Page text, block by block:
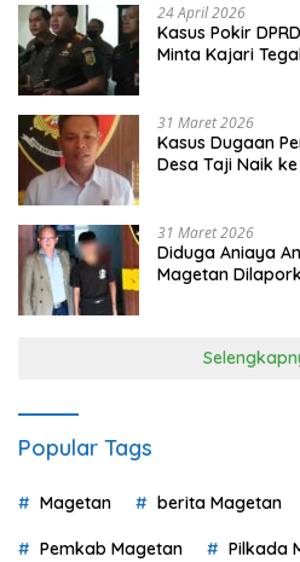
24 April 2026
Kasus Pokir
Minta Kajari
31 Maret 2026
Kasus Dugaan
Desa Taji Naik ke
31 Maret 2026
Diduga Aniaya
Magetan
Popular Tags
Magetan berita Magetan
Pemkab Magetan Pilkada